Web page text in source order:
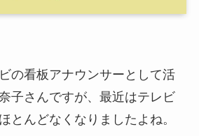
の看板アナウンサーとして活
子さんですが、最近はテレビ
とんどなくなりましたよね。